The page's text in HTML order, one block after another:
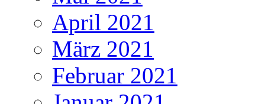
April 2021
März 2021
Februar 2021